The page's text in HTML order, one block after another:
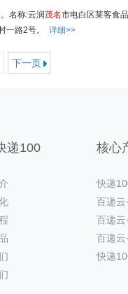
名称:云润 茂名市电白区莱客食
一路2号。 详细>>
下一页
递100 核心
快递
百递云
百递云
百递云
快递